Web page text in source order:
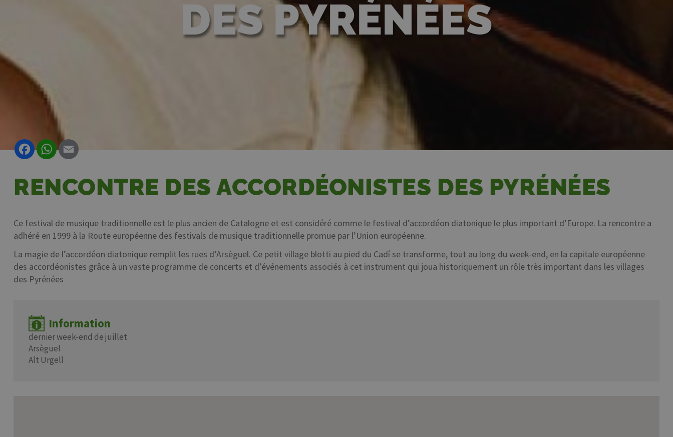
DES PYRÉNÉES
FacebookWhatsApp
RENCONTRE DES ACCORDÉONISTES DES PYRÉNÉES
Ce festival de musique traditionnelle est le plus ancien de Catalogne et est considéré comme le festival d’accordéon diatonique le plus important d’Europe. La rencontre a
adhéré en 1999 à la Route européenne des festivals de musique traditionnelle promue par l’Union européenne.
La magie de l’accordéon diatonique remplit les rues d’Arsèguel. Ce petit village blotti au pied du Cadí se transforme, tout au long du week-end, en la capitale européenne
des accordéonistes grâce à un vaste programme de concerts et d’événements associés à cet instrument qui joua historiquement un rôle très important dans les villages
des Pyrénées
Information
dernier week-end de juillet
Arsèguel
Alt Urgell